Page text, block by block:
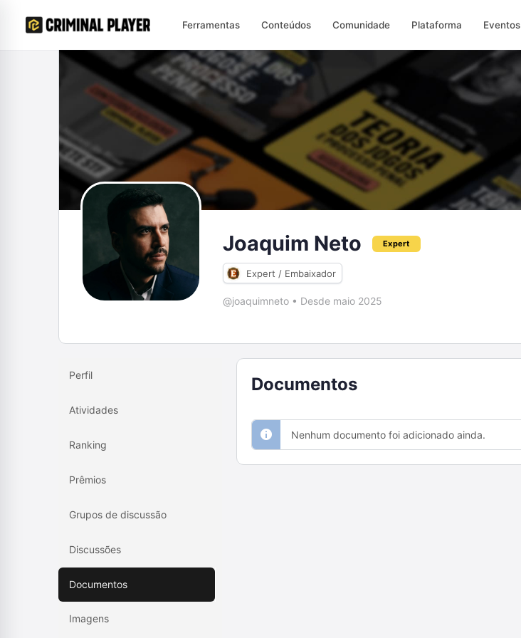
Ferramentas Conteúdos Comunidade Plataforma Eventos
Joaquim Neto Expert
Expert / Embaixador
@joaquimneto • Desde maio 2025
Perfil
Atividades
Ranking
Prêmios
Grupos de discussão
Discussões
Documentos
Imagens
Documentos
Nenhum documento foi adicionado ainda.